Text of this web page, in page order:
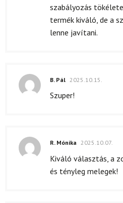
szabályozás
termék kiváló, de a
lenne javítani.
B. Pál 2025.10.15.
Szuper!
R. Mónika 2025.10.07.
Kiváló választás, a
és tényleg melegek!